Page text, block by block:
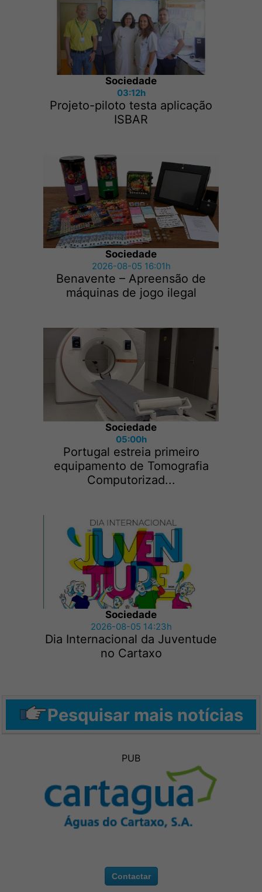
Sociedade
03:12h
Projeto-piloto testa aplicação
ISBAR
Sociedade
2026-08-05 16:01h
Benavente – Apreensão de
máquinas de jogo ilegal
Sociedade
05:00h
Portugal estreia primeiro
equipamento de Tomografia
Computorizad...
Sociedade
2026-08-05 14:23h
Dia Internacional da Juventude
no Cartaxo
Pesquisar mais notícias
PUB
Contactar